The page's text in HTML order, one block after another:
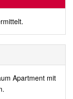
Apartment mit